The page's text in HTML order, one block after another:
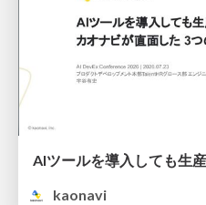
kaonavi